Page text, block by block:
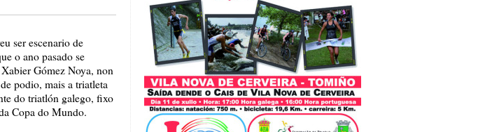
ser escenario de
o ano pasado se
Gómez Noya, non
podio, mais a triatleta
do triatlón galego, fixo
Copa do Mundo.